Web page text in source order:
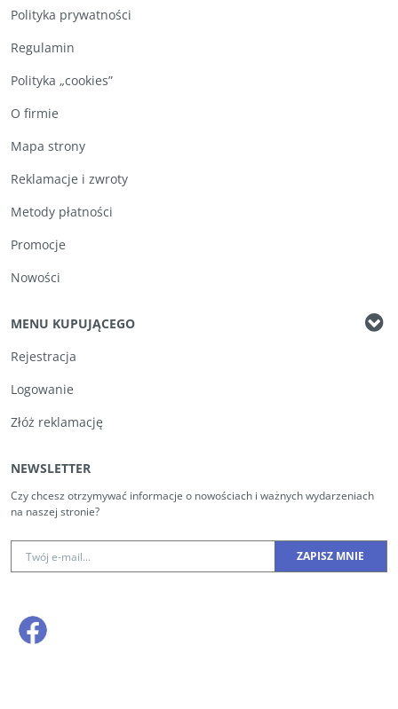
Polityka prywatności
Regulamin
Polityka „cookies”
O firmie
Mapa strony
Reklamacje i zwroty
Metody płatności
Promocje
Nowości
MENU KUPUJĄCEGO
Rejestracja
Logowanie
Złóż reklamację
NEWSLETTER
Czy chcesz otrzymywać informacje o nowościach i ważnych wydarzeniach
na naszej stronie?